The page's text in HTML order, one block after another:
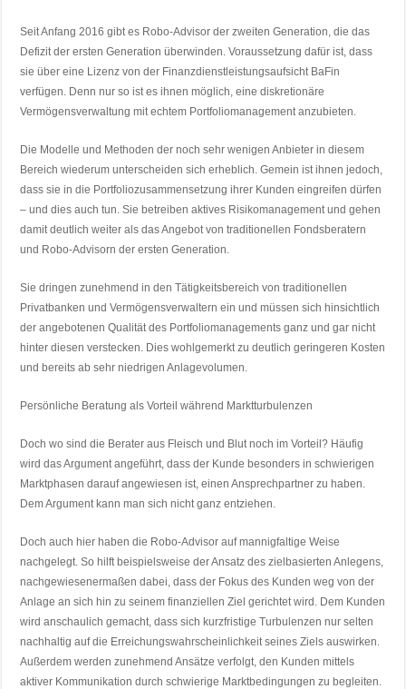
Seit Anfang 2016 gibt es Robo-Advisor der zweiten Generation, die das
Defizit der ersten Generation überwinden. Voraussetzung dafür ist, dass
sie über eine Lizenz von der Finanzdienstleistungsaufsicht BaFin
verfügen. Denn nur so ist es ihnen möglich, eine diskretionäre
Vermögensverwaltung mit echtem Portfoliomanagement anzubieten.
Die Modelle und Methoden der noch sehr wenigen Anbieter in diesem
Bereich wiederum unterscheiden sich erheblich. Gemein ist ihnen jedoch,
dass sie in die Portfoliozusammensetzung ihrer Kunden eingreifen dürfen
– und dies auch tun. Sie betreiben aktives Risikomanagement und gehen
damit deutlich weiter als das Angebot von traditionellen Fondsberatern
und Robo-Advisorn der ersten Generation.
Sie dringen zunehmend in den Tätigkeitsbereich von traditionellen
Privatbanken und Vermögensverwaltern ein und müssen sich hinsichtlich
der angebotenen Qualität des Portfoliomanagements ganz und gar nicht
hinter diesen verstecken. Dies wohlgemerkt zu deutlich geringeren Kosten
und bereits ab sehr niedrigen Anlagevolumen.
Persönliche Beratung als Vorteil während Marktturbulenzen
Doch wo sind die Berater aus Fleisch und Blut noch im Vorteil? Häufig
wird das Argument angeführt, dass der Kunde besonders in schwierigen
Marktphasen darauf angewiesen ist, einen Ansprechpartner zu haben.
Dem Argument kann man sich nicht ganz entziehen.
Doch auch hier haben die Robo-Advisor auf mannigfaltige Weise
nachgelegt. So hilft beispielsweise der Ansatz des zielbasierten Anlegens,
nachgewiesenermaßen dabei, dass der Fokus des Kunden weg von der
Anlage an sich hin zu seinem finanziellen Ziel gerichtet wird. Dem Kunden
wird anschaulich gemacht, dass sich kurzfristige Turbulenzen nur selten
nachhaltig auf die Erreichungswahrscheinlichkeit seines Ziels auswirken.
Außerdem werden zunehmend Ansätze verfolgt, den Kunden mittels
aktiver Kommunikation durch schwierige Marktbedingungen zu begleiten.